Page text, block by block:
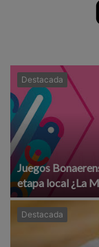
Destacada
Juegos
etapa local ¿La
Destacada